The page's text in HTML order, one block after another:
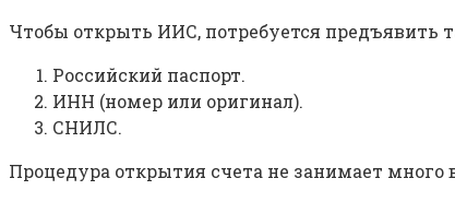
Чтобы открыть ИИС, потребуется предъявить
Российский паспорт.
ИНН (номер или оригинал).
СНИЛС.
Процедура открытия счета не занимает